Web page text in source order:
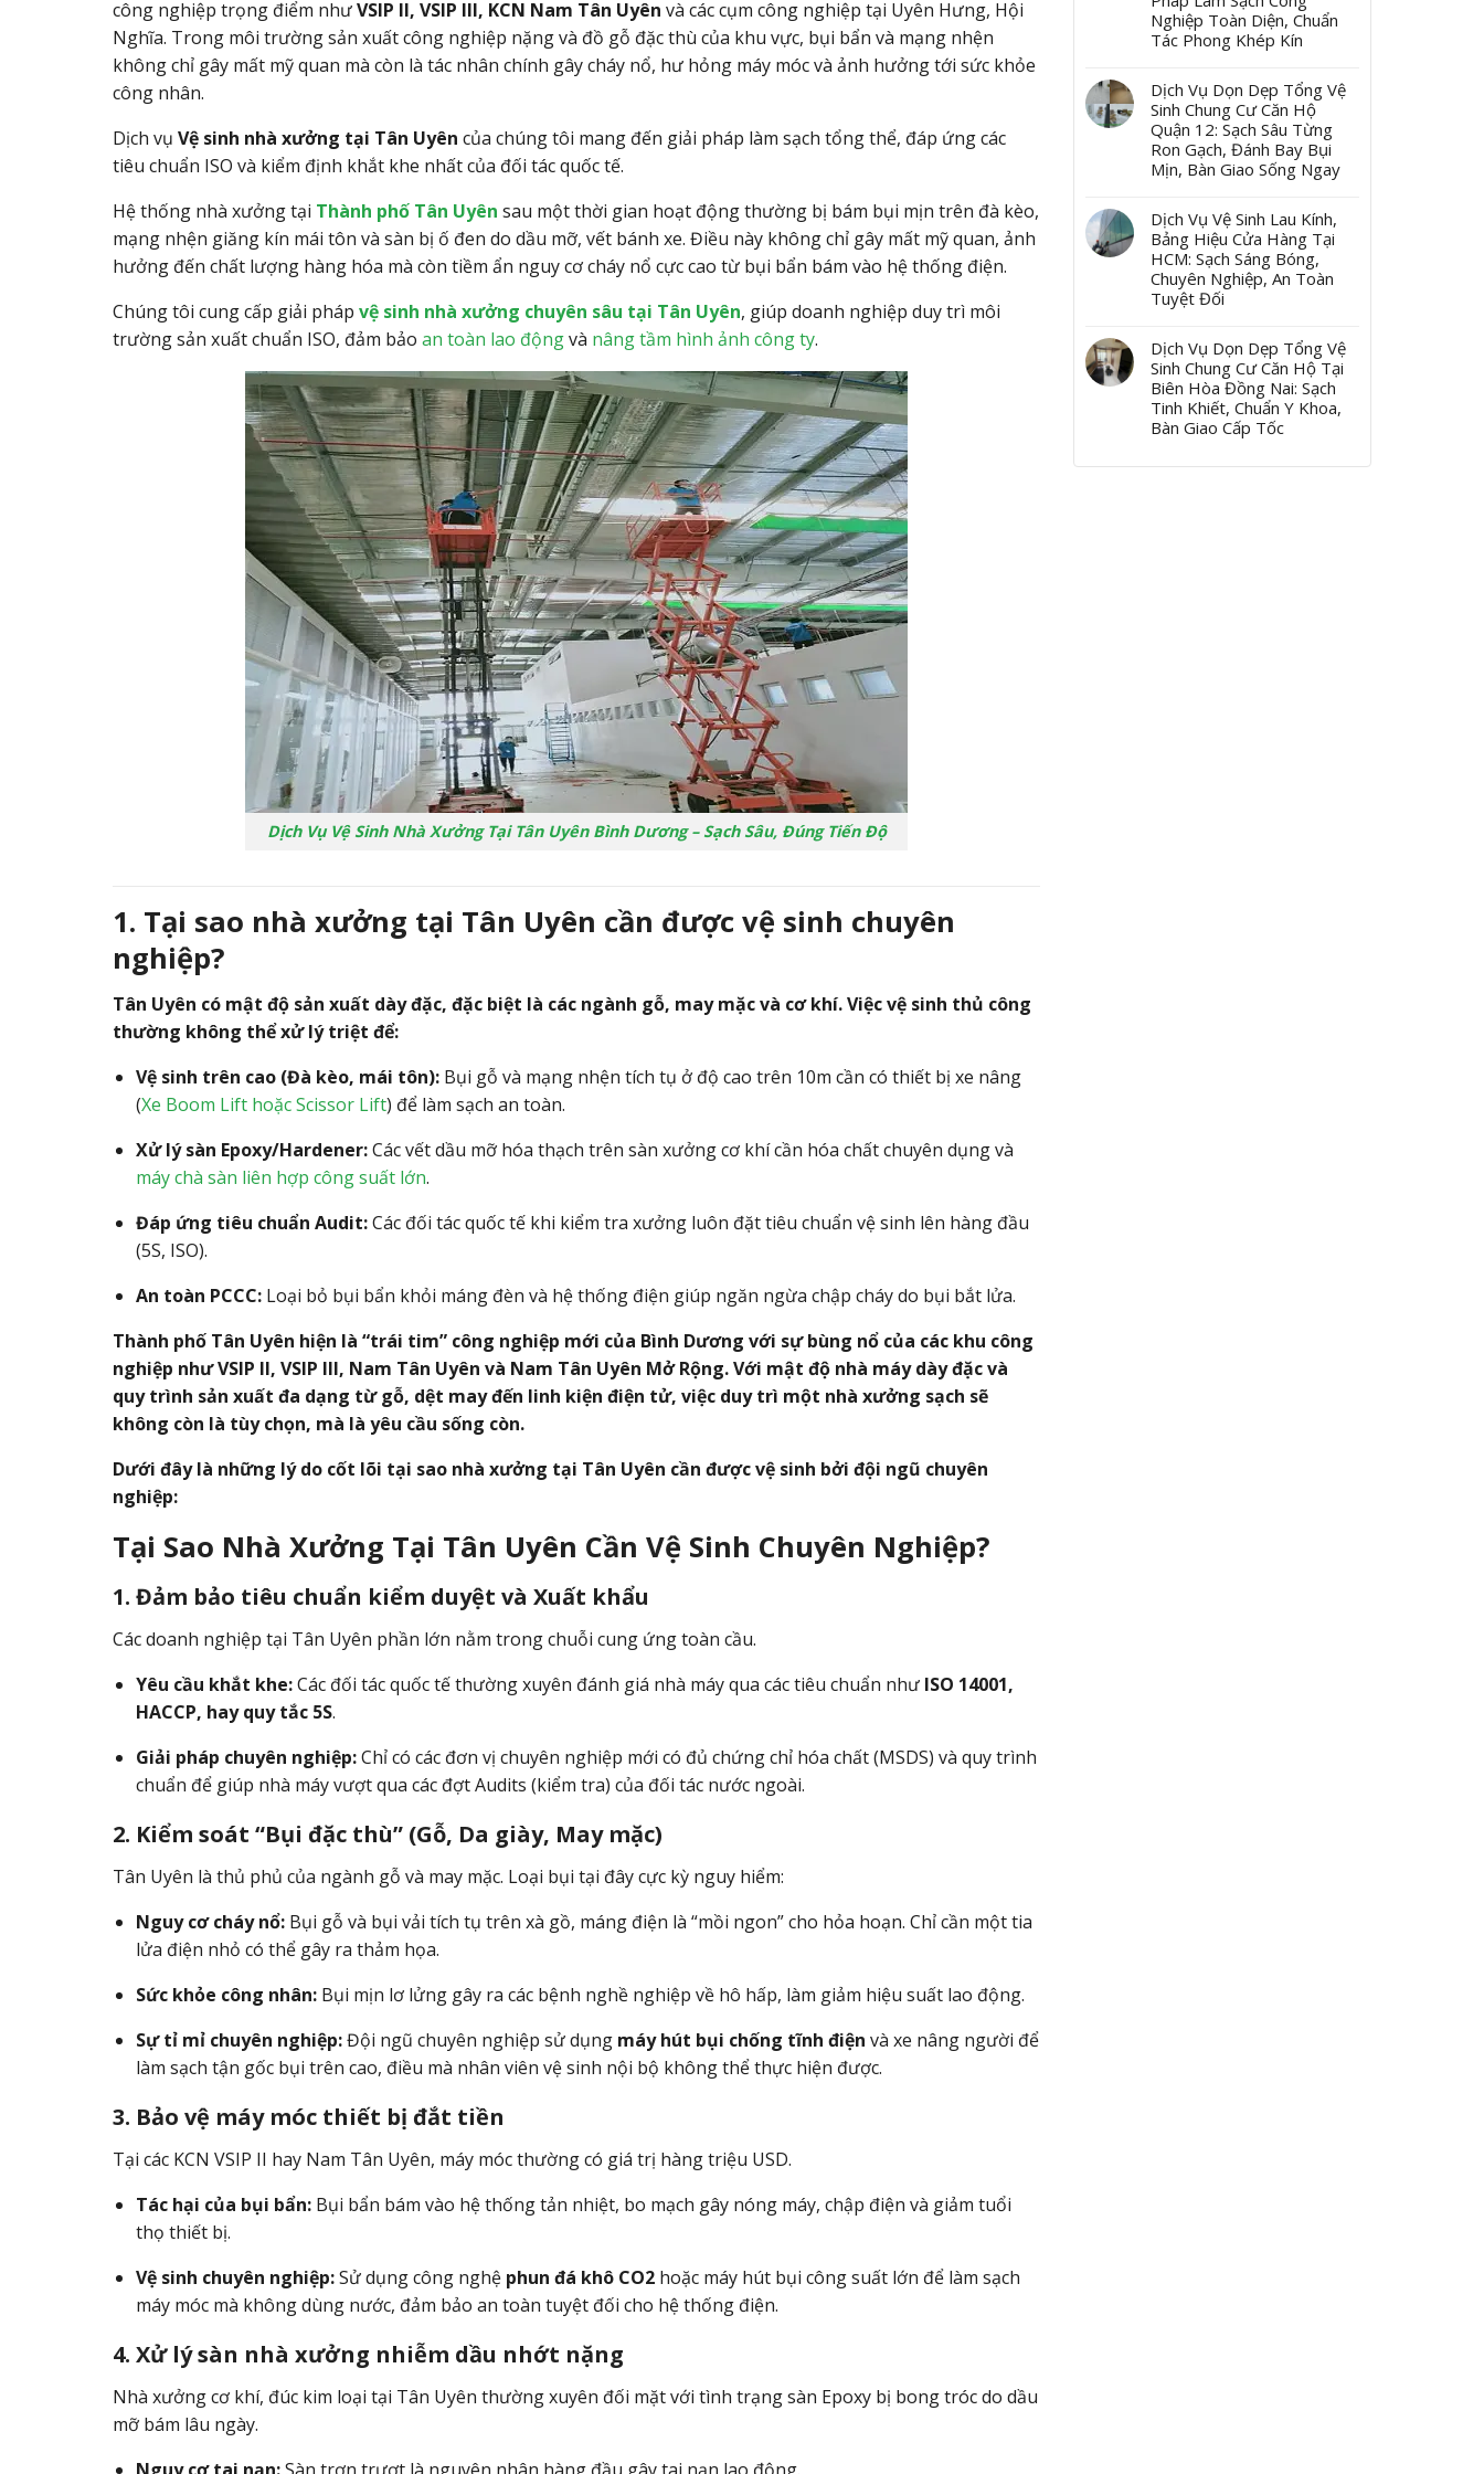
công nghiệp trọng điểm nhưVSIP II, VSIP III, KCN Nam Tân Uyên và các cụm công nghiệp tại Uyên Hưng, Hội
Nghĩa. Trong môi trường sản xuất công nghiệp nặng và đồ gỗ đặc thù của khu vực, bụi bẩn và mạng nhện
không chỉ gây mất mỹ quan mà còn là tác nhân chính gây cháy nổ, hư hỏng máy móc và ảnh hưởng tới sức khỏe
công nhân.
Dịch vụ Vệ sinh nhà xưởng tại Tân Uyên của chúng tôi mang đến giải pháp làm sạch tổng thể, đáp ứng các
tiêu chuẩn ISO và kiểm định khắt khe nhất của đối tác quốc tế.
Hệ thống nhà xưởng tại Thành phố Tân Uyên sau một thời gian hoạt động thường bị bám bụi mịn trên đà kèo,
mạng nhện giăng kín mái tôn và sàn bị ố đen do dầu mỡ, vết bánh xe. Điều này không chỉ gây mất mỹ quan, ảnh
hưởng đến chất lượng hàng hóa mà còn tiềm ẩn nguy cơ cháy nổ cực cao từ bụi bẩn bám vào hệ thống điện.
Chúng tôi cung cấp giải pháp vệ sinh nhà xưởng chuyên sâu tại Tân Uyên, giúp doanh nghiệp duy trì môi
trường sản xuất chuẩn ISO, đảm bảo an toàn lao độngvà nâng tầm hình ảnh công ty.
Dịch Vụ Vệ Sinh Nhà Xưởng Tại Tân Uyên Bình Dương – Sạch Sâu, Đúng Tiến Độ
1. Tại sao nhà xưởng tại Tân Uyên cần được vệ sinh chuyên
nghiệp?
Tân Uyên có mật độ sản xuất dày đặc, đặc biệt là các ngành gỗ, may mặc và cơ khí. Việc vệ sinh thủ công
thường không thể xử lý triệt để:
Vệ sinh trên cao (Đà kèo, mái tôn):Bụi gỗ và mạng nhện tích tụ ở độ cao trên 10m cần có thiết bị xe nâng
(Xe Boom Lift hoặc Scissor Lift) để làm sạch an toàn.
Xử lý sàn Epoxy/Hardener:Các vết dầu mỡ hóa thạch trên sàn xưởng cơ khí cần hóa chất chuyên dụng và
máy chà sàn liên hợp công suất lớn.
Đáp ứng tiêu chuẩn Audit:Các đối tác quốc tế khi kiểm tra xưởng luôn đặt tiêu chuẩn vệ sinh lên hàng đầu
(5S, ISO).
An toàn PCCC:Loại bỏ bụi bẩn khỏi máng đèn và hệ thống điện giúp ngăn ngừa chập cháy do bụi bắt lửa.
Thành phố Tân Uyên hiện là “trái tim” công nghiệp mới của Bình Dương với sự bùng nổ của các khu công
nghiệp như VSIP II, VSIP III, Nam Tân Uyên và Nam Tân Uyên Mở Rộng. Với mật độ nhà máy dày đặc và
quy trình sản xuất đa dạng từ gỗ, dệt may đến linh kiện điện tử, việc duy trì một nhà xưởng sạch sẽ
không còn là tùy chọn, mà là yêu cầu sống còn.
Dưới đây là những lý do cốt lõi tại sao nhà xưởng tại Tân Uyên cần được vệ sinh bởi đội ngũ chuyên
nghiệp:
Tại Sao Nhà Xưởng Tại Tân Uyên Cần Vệ Sinh Chuyên Nghiệp?
1. Đảm bảo tiêu chuẩn kiểm duyệt và Xuất khẩu
Các doanh nghiệp tại Tân Uyên phần lớn nằm trong chuỗi cung ứng toàn cầu.
Yêu cầu khắt khe:Các đối tác quốc tế thường xuyên đánh giá nhà máy qua các tiêu chuẩn như ISO 14001,
HACCP, hay quy tắc 5S.
Giải pháp chuyên nghiệp:Chỉ có các đơn vị chuyên nghiệp mới có đủ chứng chỉ hóa chất (MSDS) và quy trình
chuẩn để giúp nhà máy vượt qua các đợt Audits (kiểm tra) của đối tác nước ngoài.
2. Kiểm soát “Bụi đặc thù” (Gỗ, Da giày, May mặc)
Tân Uyên là thủ phủ của ngành gỗ và may mặc. Loại bụi tại đây cực kỳ nguy hiểm:
Nguy cơ cháy nổ:Bụi gỗ và bụi vải tích tụ trên xà gồ, máng điện là “mồi ngon” cho hỏa hoạn. Chỉ cần một tia
lửa điện nhỏ có thể gây ra thảm họa.
Sức khỏe công nhân:Bụi mịn lơ lửng gây ra các bệnh nghề nghiệp về hô hấp, làm giảm hiệu suất lao động.
Sự tỉ mỉ chuyên nghiệp:Đội ngũ chuyên nghiệp sử dụng máy hút bụi chống tĩnh điện và xe nâng người để
làm sạch tận gốc bụi trên cao, điều mà nhân viên vệ sinh nội bộ không thể thực hiện được.
3. Bảo vệ máy móc thiết bị đắt tiền
Tại các KCN VSIP II hay Nam Tân Uyên, máy móc thường có giá trị hàng triệu USD.
Tác hại của bụi bẩn:Bụi bẩn bám vào hệ thống tản nhiệt, bo mạch gây nóng máy, chập điện và giảm tuổi
thọ thiết bị.
Vệ sinh chuyên nghiệp:Sử dụng công nghệ phun đá khô CO2hoặc máy hút bụi công suất lớn để làm sạch
máy móc mà không dùng nước, đảm bảo an toàn tuyệt đối cho hệ thống điện.
4. Xử lý sàn nhà xưởng nhiễm dầu nhớt nặng
Nhà xưởng cơ khí, đúc kim loại tại Tân Uyên thường xuyên đối mặt với tình trạng sàn Epoxy bị bong tróc do dầu
mỡ bám lâu ngày.
Nghiệp Toàn Diện, Chuẩn
Tác Phong Khép Kín
Dịch Vụ Dọn Dẹp Tổng Vệ
Sinh Chung Cư Căn Hộ
Quận 12: Sạch Sâu Từng
Ron Gạch, Đánh Bay Bụi
Mịn, Bàn Giao Sống Ngay
Dịch Vụ Vệ Sinh Lau Kính,
Bảng Hiệu Cửa Hàng Tại
HCM: Sạch Sáng Bóng,
Chuyên Nghiệp, An Toàn
Tuyệt Đối
Dịch Vụ Dọn Dẹp Tổng Vệ
Sinh Chung Cư Căn Hộ Tại
Biên Hòa Đồng Nai: Sạch
Tinh Khiết, Chuẩn Y Khoa,
Bàn Giao Cấp Tốc